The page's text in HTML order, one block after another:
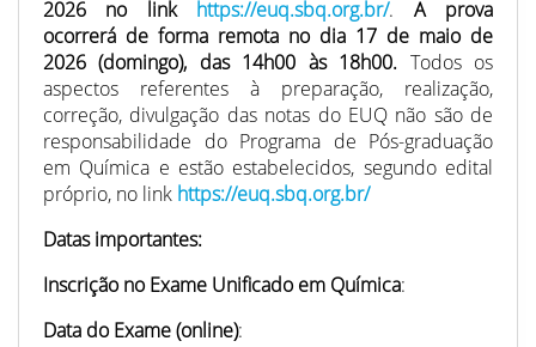
2026 no link https://euq.sbq.org.br/. A prova
ocorrerá de forma remota no dia 17 de maio de
2026 (domingo), das 14h00 às 18h00. Todos os
aspectos referentes à preparação, realização,
correção, divulgação das notas do EUQ não são de
responsabilidade do Programa de Pós-graduação
em Química e estão estabelecidos, segundo edital
próprio, no link https://euq.sbq.org.br/
Datas importantes:
Inscrição no Exame Unificado em Química:
Data do Exame (online):